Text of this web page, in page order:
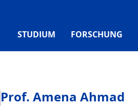
STUDIUM FORSCHUNG
Prof. Amena Ahmad